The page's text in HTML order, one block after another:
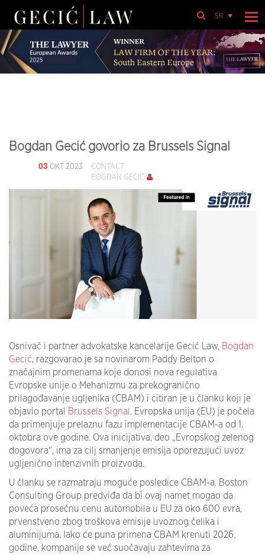
SR
Bogdan Gecić govorio za Brussels Signal
03 OKT 2023
CONTACT
BOGDAN GECIĆ
Osnivač i partner advokatske kancelarije Gecić Law, Bogdan
Gecić, razgovarao je sa novinarom Paddy Belton o
značajnim promenama koje donosi nova regulativa
Evropske unije o Mehanizmu za prekogranično
prilagođavanje ugljenika (CBAM) i citiran je u članku koji je
objavio portal
Brussels Signal . Evropska unija (EU) je počela
da primenjuje prelaznu fazu implementacije CBAM-a od 1.
oktobra ove godine. Ova inicijativa, deo „Evropskog zelenog
dogovora“, ima za cilj smanjenje emisija oporezujući uvoz
ugljenično intenzivnih proizvoda.
U članku se razmatraju moguće posledice CBAM-a. Boston
Consulting Group predviđa da bi ovaj namet mogao da
poveća prosečnu cenu automobila u EU za oko 600 evra,
prvenstveno zbog troškova emisije uvoznog čelika i
aluminijuma. Iako će puna primena CBAM krenuti 2026.
godine, kompanije se već suočavaju zahtevima za